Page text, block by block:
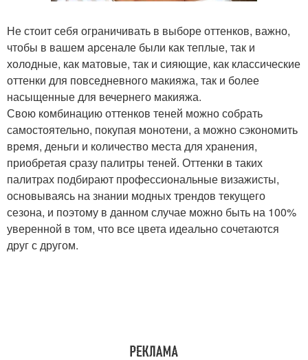
Не стоит себя ограничивать в выборе оттенков, важно,
чтобы в вашем арсенале были как теплые, так и
холодные, как матовые, так и сияющие, как классические
оттенки для повседневного макияжа, так и более
насыщенные для вечернего макияжа.
Свою комбинацию оттенков теней можно собрать
самостоятельно, покупая монотени, а можно сэкономить
время, деньги и количество места для хранения,
приобретая сразу палитры теней. Оттенки в таких
палитрах подбирают профессиональные визажисты,
основываясь на знании модных трендов текущего
сезона, и поэтому в данном случае можно быть на 100%
уверенной в том, что все цвета идеально сочетаются
друг с другом.